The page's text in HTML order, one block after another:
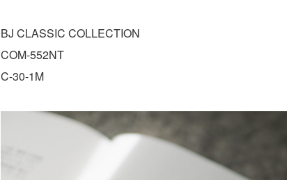
BJ CLASSIC COLLECTION
COM-552NT
C-30-1M